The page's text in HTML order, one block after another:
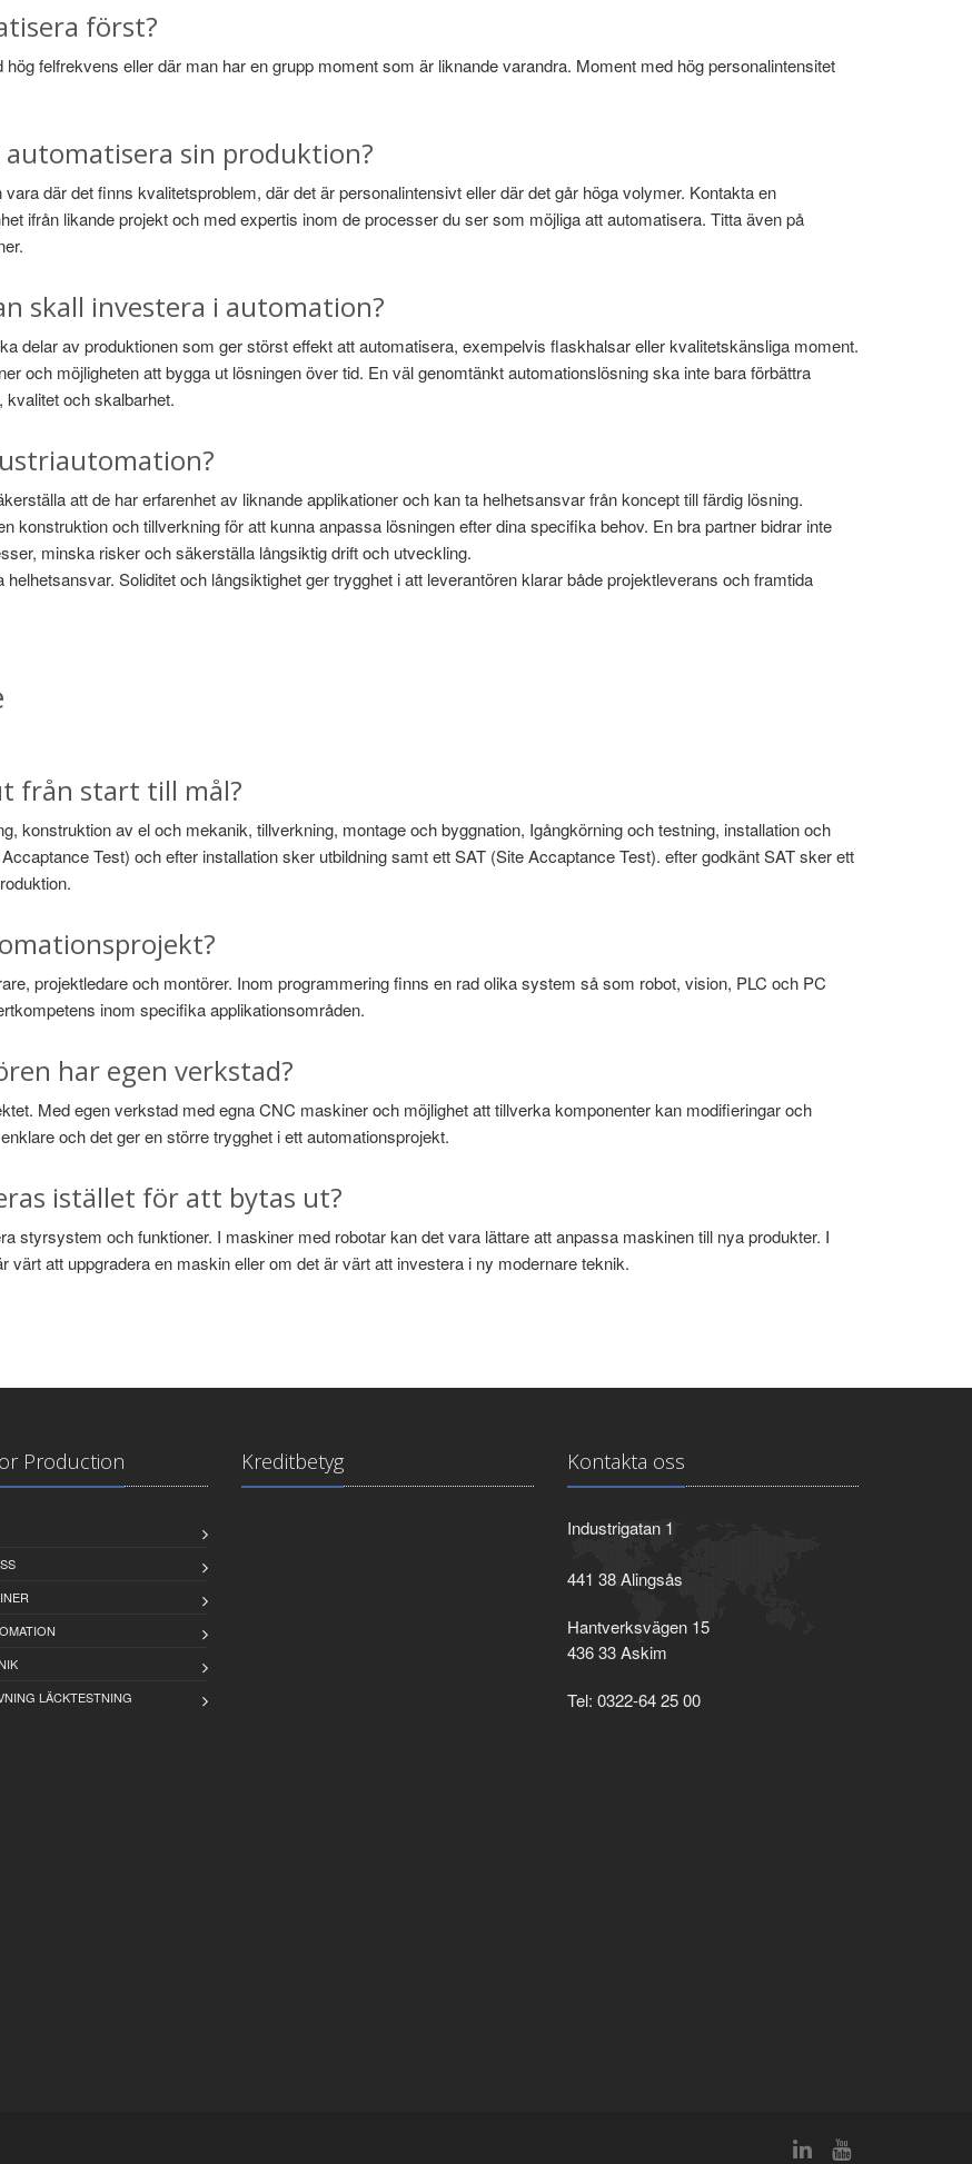
först?
felfrekvens eller där man har en grupp moment som är liknande varandra. Moment med hög personalintensitet
sin produktion?
där det finns kvalitetsproblem, där det är personalintensivt eller där det går höga volymer. Kontakta en
ifrån likande projekt och med expertis inom de processer du ser som möjliga att automatisera. Titta även på
skall investera i automation?
delar av produktionen som ger störst effekt att automatisera, exempelvis flaskhalsar eller kvalitetskänsliga moment.
och möjligheten att bygga ut lösningen över tid. En väl genomtänkt automationslösning ska inte bara förbättra
kvalitet och skalbarhet.
att de har erfarenhet av liknande applikationer och kan ta helhetsansvar från koncept till färdig lösning.
konstruktion och tillverkning för att kunna anpassa lösningen efter dina specifika behov. En bra partner bidrar inte
minska risker och säkerställa långsiktig drift och utveckling.
Soliditet och långsiktighet ger trygghet i att leverantören klarar både projektleverans och framtida
från start till mål?
konstruktion av el och mekanik, tillverkning, montage och byggnation, Igångkörning och testning, installation och
Test) och efter installation sker utbildning samt ett SAT (Site Accaptance Test). efter godkänt SAT sker ett
projektledare och montörer. Inom programmering finns en rad olika system så som robot, vision, PLC och PC
inom specifika applikationsområden.
har egen verkstad?
Med egen verkstad med egna CNC maskiner och möjlighet att tillverka komponenter kan modifieringar och
och det ger en större trygghet i ett automationsprojekt.
istället för att bytas ut?
styrsystem och funktioner. I maskiner med robotar kan det vara lättare att anpassa maskinen till nya produkter. I
att uppgradera en maskin eller om det är värt att investera i ny modernare teknik.
Production
LÄCKTESTNING
Kreditbetyg Kontakta oss
Industrigatan 1
441 38 Alingsås
Hantverksvägen 15
436 33 Askim
Tel: 0322-64 25 00